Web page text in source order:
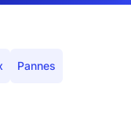
Pannes